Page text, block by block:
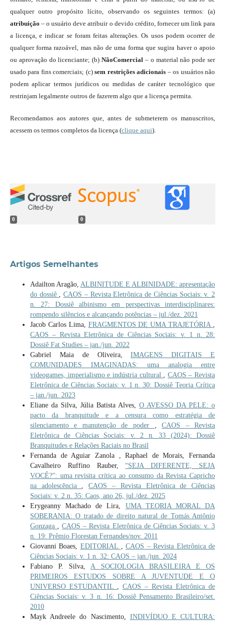
qualquer outro propósito lícito, observando os seguintes termos: (a)
atribuição – o usuário deve atribuir o devido crédito, fornecer um link para
a licença, e indicar se foram feitas alterações. Os usos podem ocorrer de
qualquer forma razoável, mas não de uma forma que sugira haver o apoio
ou aprovação do licenciante; (b)NãoComercial – o material não pode ser
usado para fins comerciais; (c)sem restrições adicionais – os usuários não
podem aplicar termos jurídicos ou medidas de caráter tecnológico que
restrinjam legalmente outros de fazerem algo que a licença permita.
Recomendamos aos autores que, antes de submeterem os manuscritos,
acessem os termos completos da licença (clique aqui).
0 0
Artigos Semelhantes
Adailton Aragão, ALBINITUDE E ALBINIDADE: apresentação
do dossiê
,CAOS – Revista Eletrônica de Ciências Sociais: v. 2
n. 27: Dossiê albinismo em perspectivas interdisciplinares:
rompendo silêncios e alcançando potências – jul./dez. 2021
Jacob Carlos Lima, FRAGMENTOS DE UMA TRAJETÓRIA
CAOS – Revista Eletrônica de Ciências Sociais: v. 1 n. 28:
Dossiê Fat Studies – jan./jun. 2022
Gabriel Maia de Oliveira,IMAGENS DIGITAIS E
COMUNIDADES IMAGINADAS: uma analogia entre
videogames, imperialismo e indústria cultural
CAOS – Revista
Eletrônica de Ciências Sociais: v. 1 n. 30: Dossiê Teoria Crítica
– jan./jun. 2023
Eliane da Silva, Júlia Batista Alves,O AVESSO DA PELE: o
pacto da branquitude e a censura como estratégia de
silenciamento e manutenção de poder
,CAOS – Revista
Eletrônica de Ciências Sociais: v. 2 n. 33 (2024): Dossiê
Branquitudes e Relações Raciais no Brasil
Fernanda de Aguiar Zanola , Raphael de Morais, Fernanda
Cavalheiro Ruffino Rauber,“SEJA DIFERENTE, SEJA
VOCÊ?”: uma revisita crítica ao consumo da Revista Capricho
na adolescência
,CAOS – Revista Eletrônica de Ciências
Sociais: v. 2 n. 35: Caos, ano 26, jul./dez. 2025
Erygeanny Machado de Lira, UMA TEORIA MORAL DA
SOBERANIA: O tratado de direito natural de Tomás Antônio
Gonzaga
,CAOS – Revista Eletrônica de Ciências Sociais: v. 3
n. 19: Prêmio Florestan Fernandes/nov. 2011
Giovanni Boaes, EDITORIAL ,CAOS – Revista Eletrônica de
Ciências Sociais: v. 1 n. 32: CAOS – jan./jun. 2024
Fabiano P. Silva, A SOCIOLOGIA BRASILEIRA E OS
PRIMEIROS ESTUDOS SOBRE A JUVENTUDE E O
UNIVERSO ESTUDANTIL
,CAOS – Revista Eletrônica de
Ciências Sociais: v. 3 n. 16: Dossiê Pensamento Brasileiro/set.
2010
Mayk Andreele do Nascimento, INDIVÍDUO E CULTURA: